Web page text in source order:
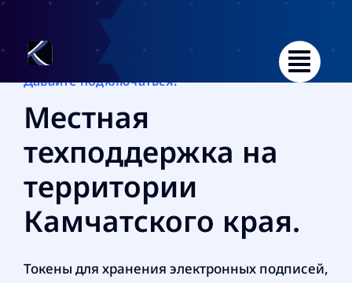
Skip
content
Давайте подключаться!
Местная
техподдержка на
территории
Камчатского края.
Токены для хранения электронных подписей,